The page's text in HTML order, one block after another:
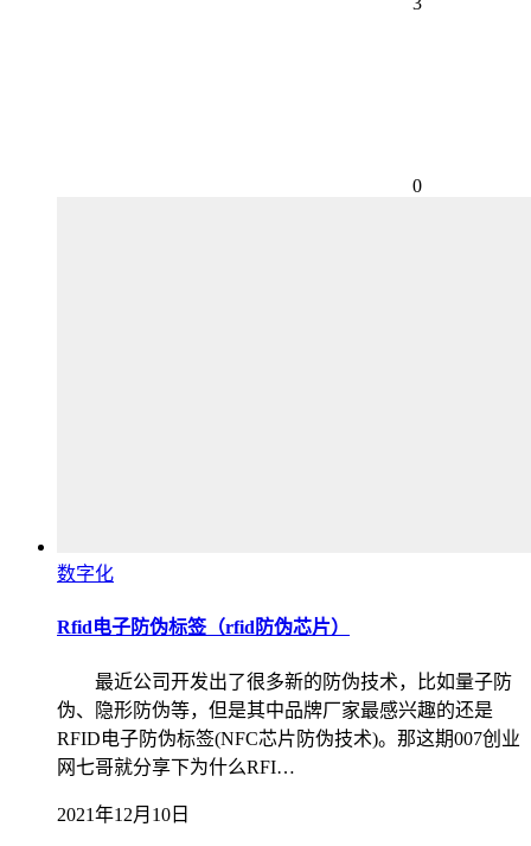
0
数字化
Rfid电子防伪标签（rfid防伪芯片）
最近公司开发出了很多新的防伪技术，比如量子防
伪、隐形防伪等，但是其中品牌厂家最感兴趣的还是
RFID电子防伪标签(NFC芯片防伪技术)。那这期007创业
网七哥就分享下为什么RFI…
2021年12月10日